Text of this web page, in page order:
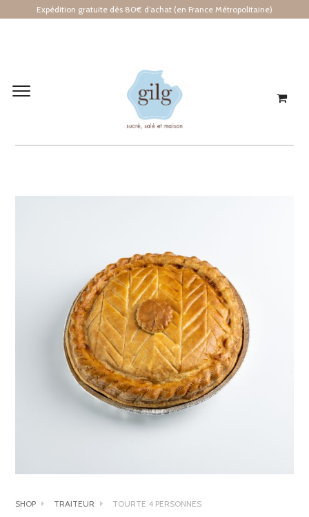
Expédition gratuite dès 80€ d’achat (en France Métropolitaine)
SHOP TRAITEUR TOURTE 4 PERSONNES